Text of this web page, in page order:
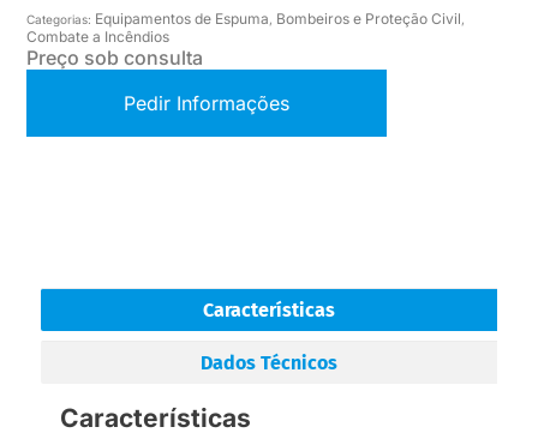
Categorias: Equipamentos de Espuma, Bombeiros e Proteção Civil,
Combate a Incêndios
Preço sob consulta
Pedir Informações
Características
Dados Técnicos
Características